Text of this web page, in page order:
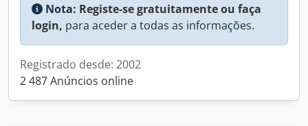
Nota: Registe-se gratuitamente ou faça
login, para aceder a todas as informações.
Registrado desde: 2002
2 487 Anúncios online